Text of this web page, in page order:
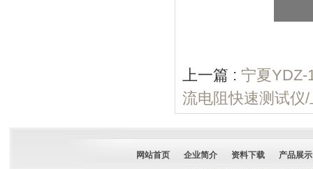
上一篇 : 宁夏YDZ-
流电阻快速测试仪
网站首页 企业简介 资料下载
产品展示